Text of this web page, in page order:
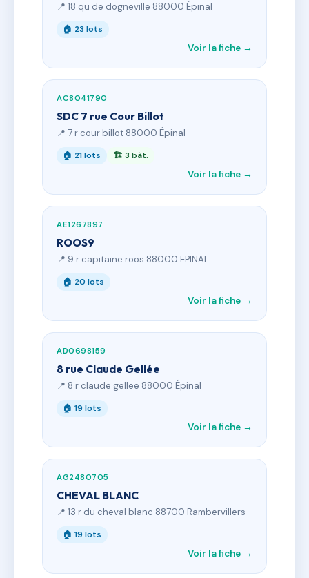
📍 18 qu de dogneville 88000 Épinal
🏠 23 lots
Voir la fiche →
AC8041790
SDC 7 rue Cour Billot
📍 7 r cour billot 88000 Épinal
🏠 21 lots 🏗 3 bât.
Voir la fiche →
AE1267897
ROOS9
📍 9 r capitaine roos 88000 EPINAL
🏠 20 lots
Voir la fiche →
AD0698159
8 rue Claude Gellée
📍 8 r claude gellee 88000 Épinal
🏠 19 lots
Voir la fiche →
AG2480705
CHEVAL BLANC
📍 13 r du cheval blanc 88700 Rambervillers
🏠 19 lots
Voir la fiche →